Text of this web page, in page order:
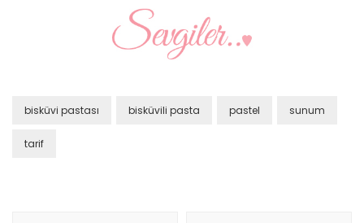
bisküvi pastası bisküvili pasta pastel sunum
tarif